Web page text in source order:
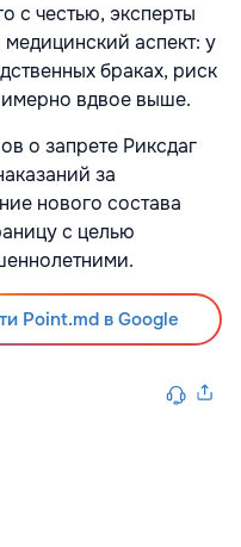
с честью, эксперты
аспект: у
браках, риск
вдвое выше.
о запрете Риксдаг
за
нового состава
с целью
Point.md в Google